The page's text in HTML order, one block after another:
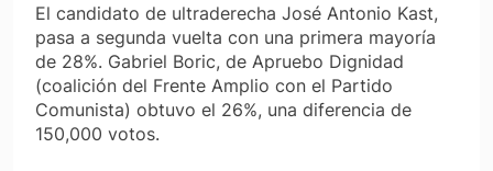
El candidato de ultraderecha José Antonio Kast,
pasa a segunda vuelta con una primera mayoría
de 28%. Gabriel Boric, de Apruebo Dignidad
(coalición del Frente Amplio con el Partido
Comunista) obtuvo el 26%, una diferencia de
150,000 votos.